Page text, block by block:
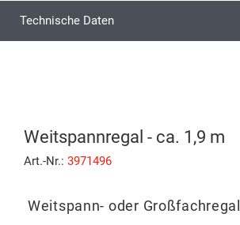
Technische Daten
Weitspannregal - ca. 1,9 m
Art.-Nr.: 3971496
Weitspann- oder Großfachregal